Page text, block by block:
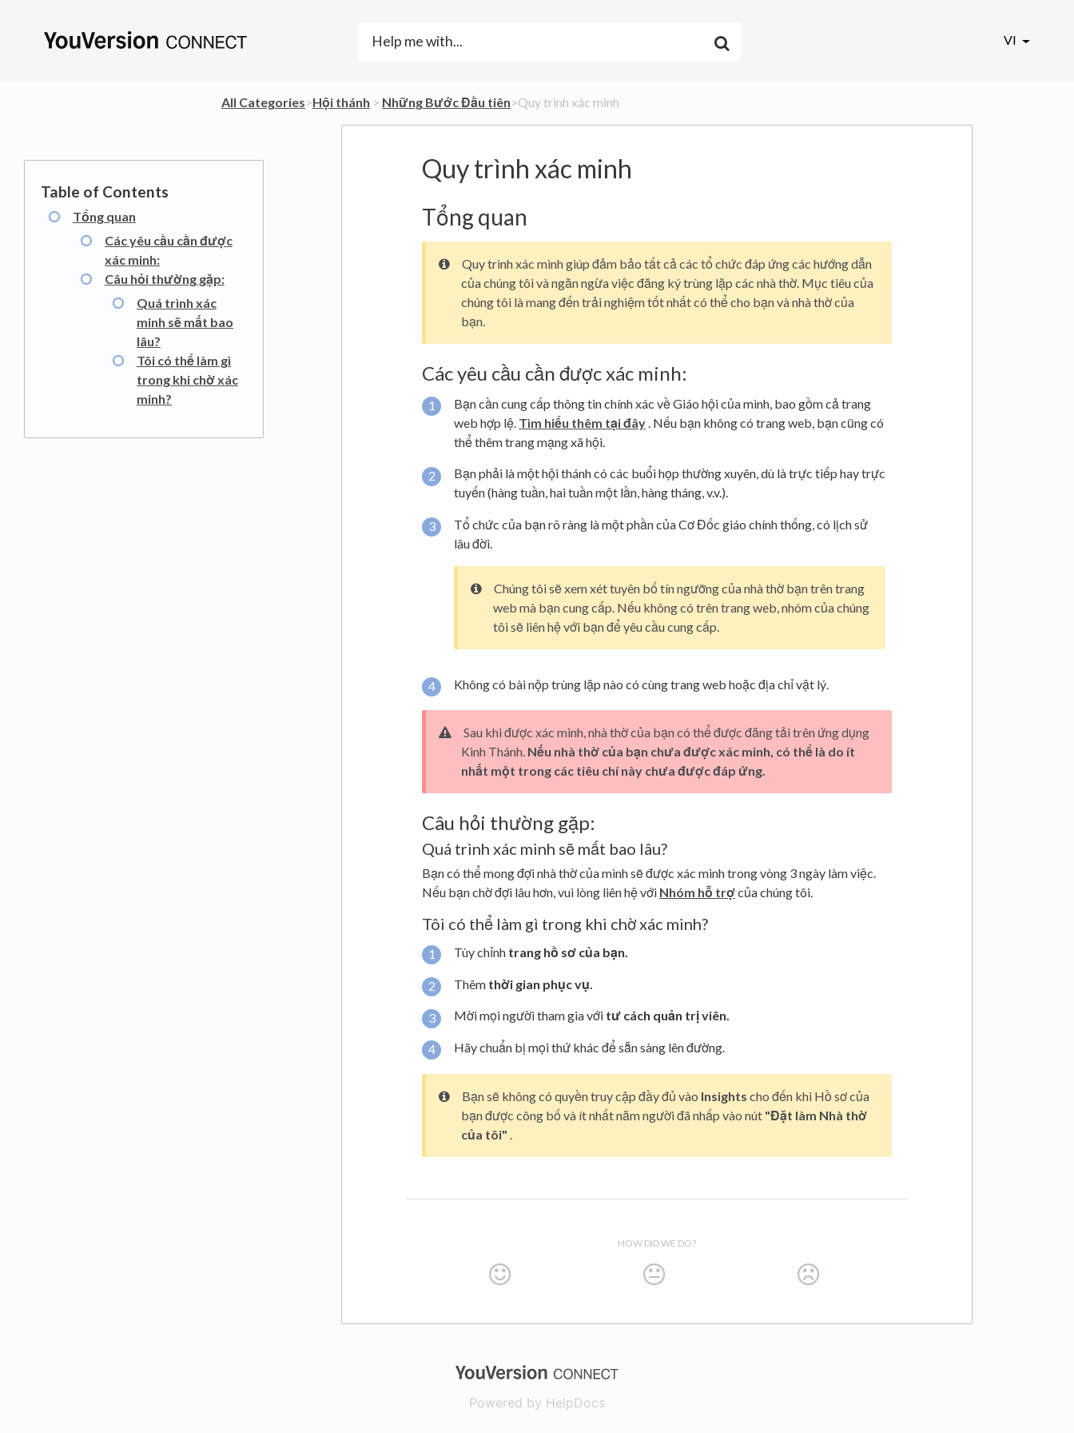
VI
All Categories​>​​Hội thánh ​ > ​ ​Những Bước Đầu tiên​>​ Quy trình xác minh
Quy trình xác minh
Tổng quan
Các yêu cầu cần được
xác minh:
Câu hỏi thường gặp:
Quá trình xác
minh sẽ mất bao
lâu?
Tôi có thể làm gì
trong khi chờ xác
minh?
Tổng quan
Quy trình xác minh giúp đảm bảo tất cả các tổ chức đáp ứng các hướng dẫn
của chúng tôi và ngăn ngừa việc đăng ký trùng lặp các nhà thờ. Mục tiêu của
chúng tôi là mang đến trải nghiệm tốt nhất có thể cho bạn và nhà thờ của
bạn.
Các yêu cầu cần được xác minh:
Bạn cần cung cấp thông tin chính xác về Giáo hội của mình, bao gồm cả trang
web hợp lệ. Tìm hiểu thêm tại đây . Nếu bạn không có trang web, bạn cũng có
thể thêm trang mạng xã hội.
Bạn phải là một hội thánh có các buổi họp thường xuyên, dù là trực tiếp hay trực
tuyến (hàng tuần, hai tuần một lần, hàng tháng, v.v.).
Tổ chức của bạn rõ ràng là một phần của Cơ Đốc giáo chính thống, có lịch sử
lâu đời.
Chúng tôi sẽ xem xét tuyên bố tín ngưỡng của nhà thờ bạn trên trang
web mà bạn cung cấp. Nếu không có trên trang web, nhóm của chúng
tôi sẽ liên hệ với bạn để yêu cầu cung cấp.
Không có bài nộp trùng lặp nào có cùng trang web hoặc địa chỉ vật lý.
Sau khi được xác minh, nhà thờ của bạn có thể được đăng tải trên ứng dụng
Kinh Thánh. Nếu nhà thờ của bạn chưa được xác minh, có thể là do ít
nhất một trong các tiêu chí này chưa được đáp ứng.
Câu hỏi thường gặp:
Quá trình xác minh sẽ mất bao lâu?
Bạn có thể mong đợi nhà thờ của mình sẽ được xác minh trong vòng 3 ngày làm việc.
Nếu bạn chờ đợi lâu hơn, vui lòng liên hệ với Nhóm hỗ trợcủa chúng tôi.
Tôi có thể làm gì trong khi chờ xác minh?
Tùy chỉnh trang hồ sơ của bạn.
Thêm thời gian phục vụ.
Mời mọi người tham gia với tư cách quản trị viên.
Hãy chuẩn bị mọi thứ khác để sẵn sàng lên đường.
Bạn sẽ không có quyền truy cập đầy đủ vào Insights cho đến khi Hồ sơ của
bạn được công bố và ít nhất năm người đã nhấp vào nút "Đặt làm Nhà thờ
của tôi"
HOW DID WE DO?
(opens in a new tab)
Powered by HelpDocs